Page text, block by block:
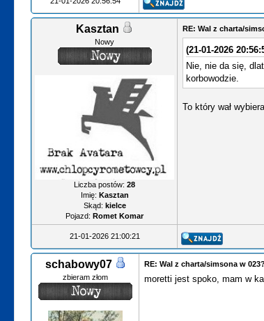
Kasztan
Nowy
Liczba postów:28
Imię: Kasztan
Skąd: kielce
Pojazd: Romet Komar
RE: Wal z charta/
(21-01-2026
Nie, nie da się,
korbowodzie.
To który wał
21-01-2026 21:00:21
schabowy07
zbieram złom
RE: Wal z charta/simsona w 023?
moretti jest spoko, mam w